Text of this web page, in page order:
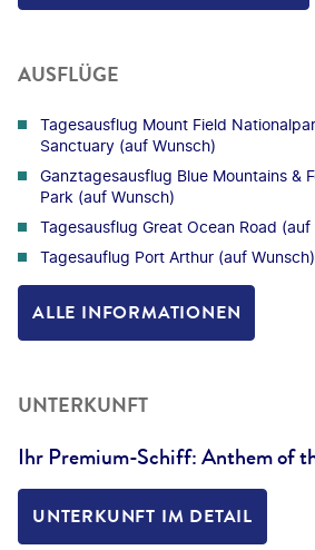
AUSFLÜGE
Tagesausflug Mount Field
Sanctuary (auf Wunsch)
Ganztagesausflug Blue Mountains &
Park (auf Wunsch)
Tagesausflug Great Ocean Road (auf
Tagesauflug Port Arthur (auf Wunsch)
ALLE INFORMATIONEN
UNTERKUNFT
Ihr Premium-Schiff: Anthem of
UNTERKUNFT IM DETAIL